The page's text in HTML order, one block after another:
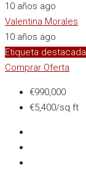
10 años ago
Valentina Morales
10 años ago
Etiqueta destacada
Comprar Oferta
€990,000
€5,400/sq ft